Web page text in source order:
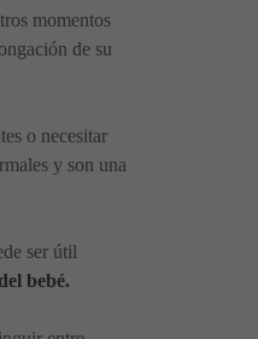
momentos
de su
o necesitar
y son una
ser útil
bebé.